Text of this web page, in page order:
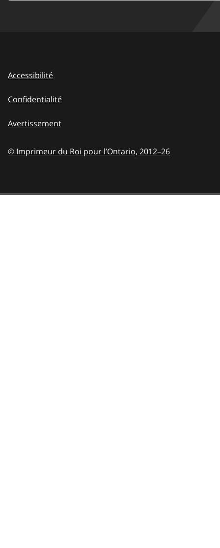
Accessibilité
Confidentialité
Avertissement
© Imprimeur du Roi pour l’Ontario, 2012–26